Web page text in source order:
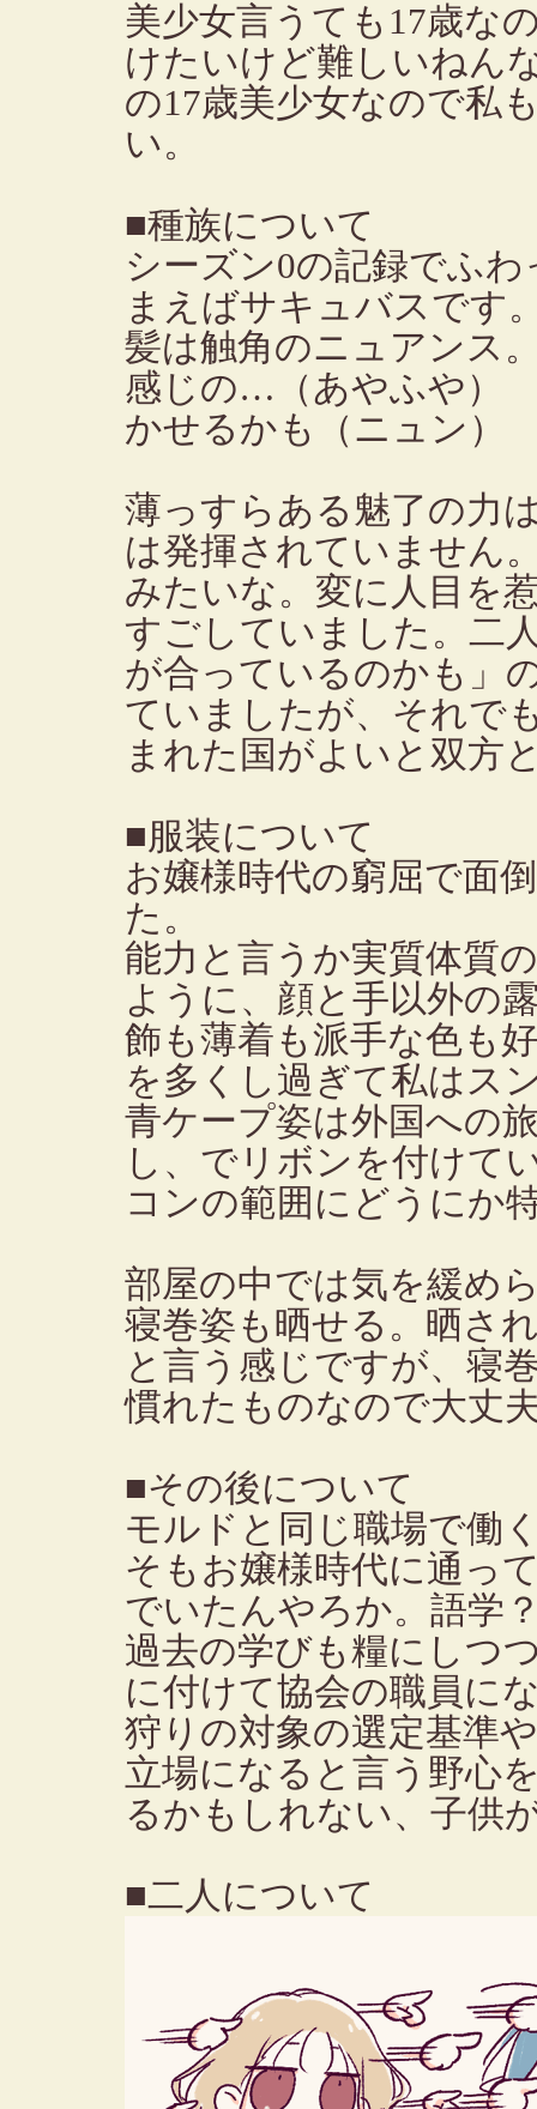
美少女言うても17歳な
けたいけど難しいねん
の17歳美少女なので私
い。
■種族について
シーズン0の記録でふ
まえばサキュバスです
髪は触角のニュアンス
感じの…（あやふや）
かせるかも（ニュン）
薄っすらある魅了の力
は発揮されていません
みたいな。変に人目を
すごしていました。二
が合っているのかも」
ていましたが、それで
まれた国がよいと双方
■服装について
お嬢様時代の窮屈で面
た。
能力と言うか実質体質
ように、顔と手以外の
飾も薄着も派手な色も
を多くし過ぎて私はス
青ケープ姿は外国への
し、でリボンを付けて
コンの範囲にどうにか
部屋の中では気を緩め
寝巻姿も晒せる。晒さ
と言う感じですが、寝
慣れたものなので大丈
■その後について
モルドと同じ職場で働
そもお嬢様時代に通っ
でいたんやろか。語学
過去の学びも糧にしつ
に付けて協会の職員に
狩りの対象の選定基準
立場になると言う野心
るかもしれない、子供
■二人について